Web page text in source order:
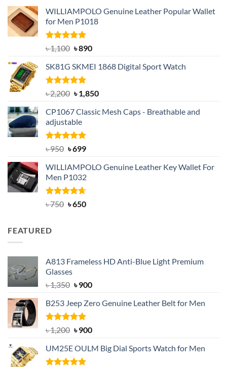
WILLIAMPOLO Genuine Leather Popular Wallet
for Men P1018
Rated5.00
out of 5
৳1,100 Original
was:
৳ 1,100.
৳890Current
is:
SK81G SKMEI 1868 Digital Sport Watch
Rated5.00
out of 5
৳2,200 Original
was:
৳ 2,200.
৳1,850Current
is:
CP1067 Classic Mesh Caps - Breathable and
adjustable
Rated5.00
৳950 Original
was:
৳ 950.
৳699Current
is:
৳ 699.
WILLIAMPOLO Genuine Leather Key Wallet For
Men P1032
Rated4.63
৳750 Original
৳650Current
FEATURED
A813 Frameless HD Anti-Blue Light Premium
Glasses
৳1,350 Original
was:
৳ 1,350.
৳900Current
is:
B253 Jeep Zero Genuine Leather Belt for Men
Rated5.00
out of 5
৳1,200 Original
was:
৳ 1,200.
৳900Current
is:
UM25E OULM Big Dial Sports Watch for Men